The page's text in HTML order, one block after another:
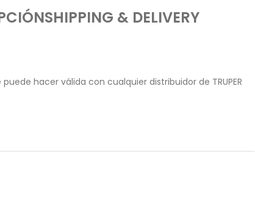
SHIPPING & DELIVERY
hacer válida con cualquier distribuidor de TRUPER